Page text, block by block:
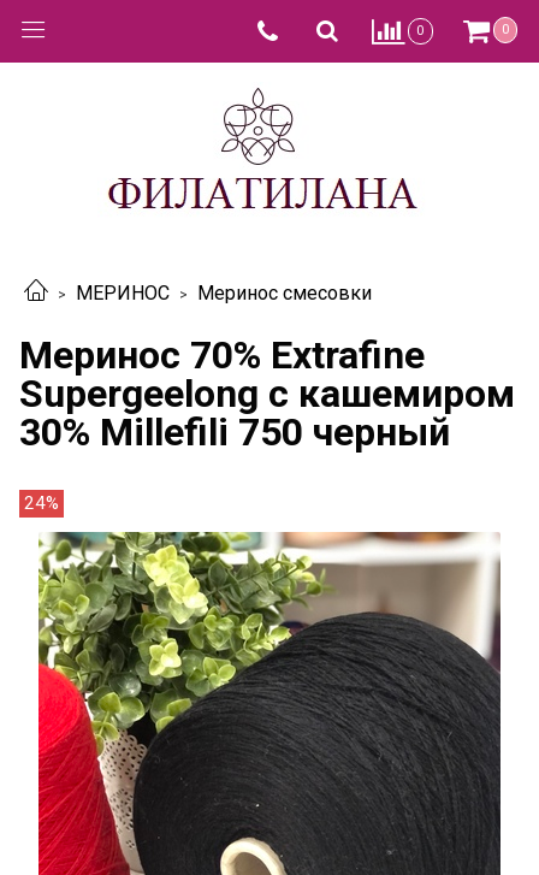
0 0
МЕРИНОС Меринос смесовки
Меринос 70% Extrafine
Supergeelong с кашемиром
30% Millefili 750 черный
24%